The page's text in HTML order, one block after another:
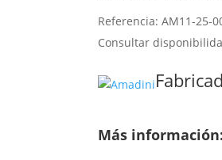
Referencia: AM11-25-
Consultar
Más información: